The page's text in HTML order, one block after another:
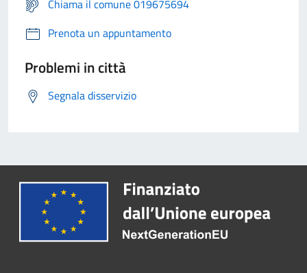
Chiama il comune 019675694
Prenota un appuntamento
Problemi in città
Segnala disservizio